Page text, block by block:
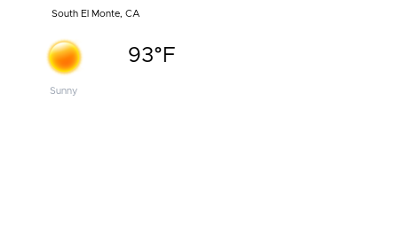
South El Monte, CA
Sunny
93°F